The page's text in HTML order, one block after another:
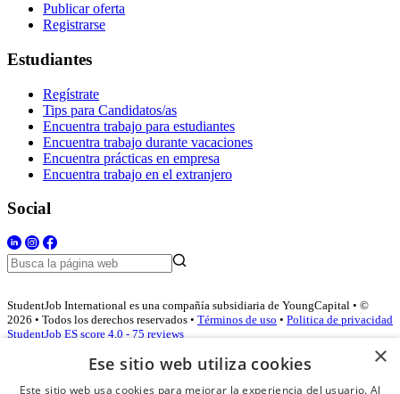
Publicar oferta
Registrarse
Estudiantes
Regístrate
Tips para Candidatos/as
Encuentra trabajo para estudiantes
Encuentra trabajo durante vacaciones
Encuentra prácticas en empresa
Encuentra trabajo en el extranjero
Social
StudentJob International es una compañía subsidiaria de YoungCapital • ©
2026 • Todos los derechos reservados • Términos de uso • Politica de privacidad
StudentJob ES score 4.0 - 75 reviews
×
Ese sitio web utiliza cookies
Este sitio web usa cookies para mejorar la experiencia del usuario. Al